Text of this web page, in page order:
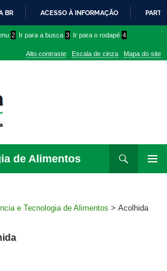
PARA
CONTEÚDO
BR ACESSO À INFORMAÇÃO
2 Ir para a busca 3 Ir para o rodapé 4
Alto contraste Escala de cinza Mapa do site
de Alimentos
e Tecnologia de Alimentos > Acolhida